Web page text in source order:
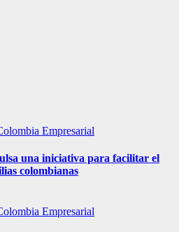
Empresarial
una iniciativa para facilitar el
colombianas
Empresarial